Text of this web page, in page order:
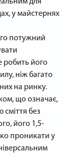
у майстернях
потужний
робить його
ніж багато
на ринку.
що означає,
сміття без
його 1,5-
проникати у